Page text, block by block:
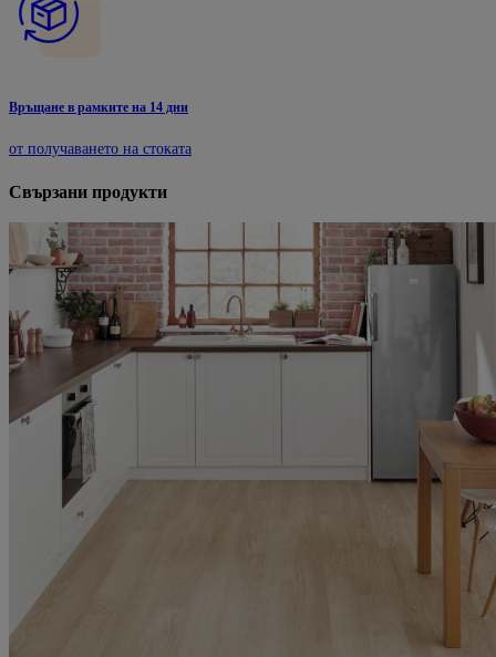
Връщане в рамките на 14 дни
от получаването на стоката
Свързани продукти